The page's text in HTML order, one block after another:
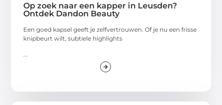
Op zoek naar een kapper in Leusden?
Ontdek Dandon Beauty
Een goed kapsel geeft je zelfvertrouwen. Of je nu een frisse
knipbeurt wilt, subtiele highlights
...